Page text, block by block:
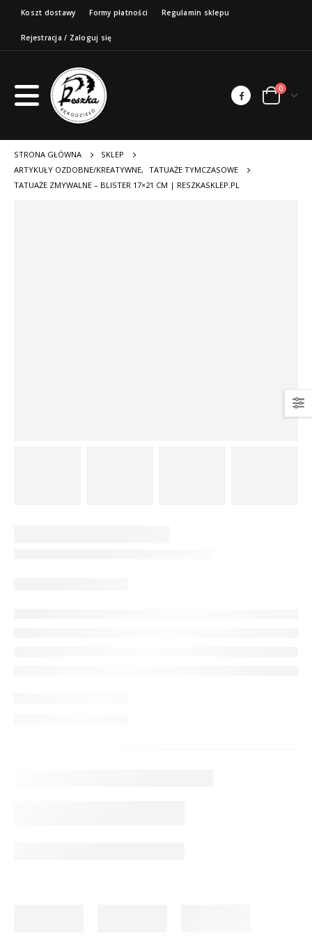
Koszt dostawy Formy płatności Regulamin sklepu
Rejestracja / Zaloguj się
0
STRONA GŁÓWNA
SKLEP
ARTYKUŁY OZDOBNE/KREATYWNE, TATUAŻE TYMCZASOWE
TATUAŻE ZMYWALNE – BLISTER 17×21 CM | RESZKASKLEP.PL